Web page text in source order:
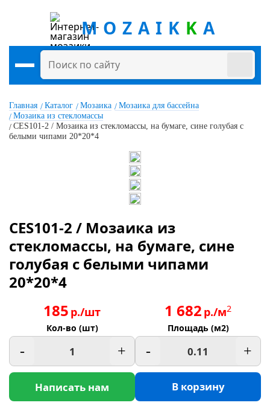
MOZAIK K A
Главная Каталог Мозаика
Мозаика для бассейна
Мозаика из стекломассы
CES101-2 / Мозаика из стекломассы, на бумаге, сине голубая с
белыми чипами 20*20*4
CES101-2 / Мозаика из
стекломассы, на бумаге, сине
голубая с белыми чипами
20*20*4
185 р./шт
Кол-во (шт)
- +
Написать нам
1 682 р./м2
Площадь (м2)
- +
В корзину